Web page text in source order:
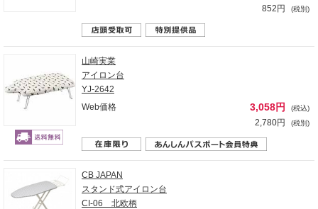
852円 (税別)
山崎実業
アイロン台
YJ-2642
Web価格
3,058円 (税込)
2,780円 (税別)
CB JAPAN
スタンド式アイロン台
CI-06 北欧柄